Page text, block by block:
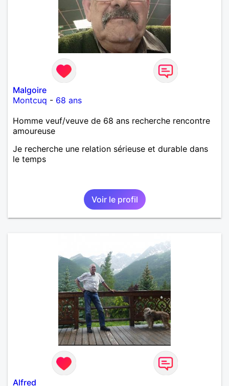
Malgoire
Montcuq - 68 ans
Homme veuf/veuve de 68 ans recherche rencontre
amoureuse
Je recherche une relation sérieuse et durable dans
le temps
Voir le profil
Alfred